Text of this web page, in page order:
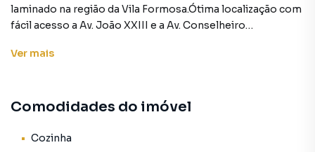
laminado na região da Vila Formosa.Ótima localização com
fácil acesso a Av. João XXIII e a Av. Conselheiro
temos essa e outras ofertas esperando por você! *O valor
em razão de ter aumento anual. *Imagem meramente
Ver mais
Comodidades do imóvel
Cozinha